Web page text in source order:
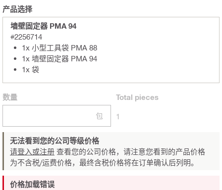
产品选择
墙壁固定器 PMA 94
#2256714
1x 小型工具袋 PMA 88
1x 墙壁固定器 PMA 94
1x 袋
数量
包
Total pieces
1
无法看到您的公司等级价格
请登入或注册 查看您的公司价格，请注意您看到的产品价格
为不含税/运费价格，最终含税价格将在订单确认后列明。
价格加载错误